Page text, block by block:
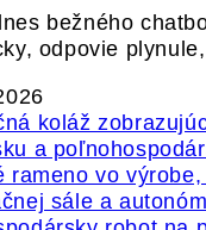
bežného
odpovie